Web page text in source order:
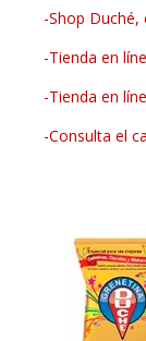
-Shop Duché,
-Tienda en
-Tienda en
-Consulta el